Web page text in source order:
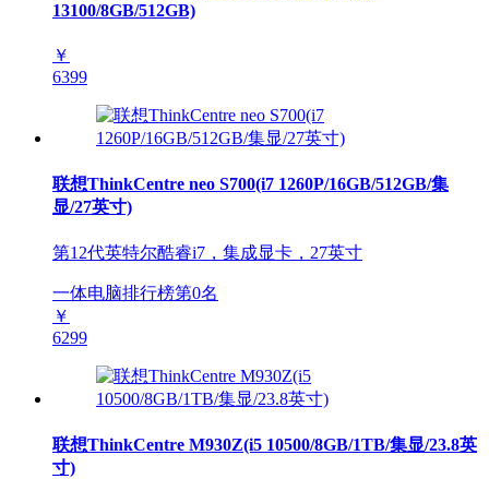
13100/8GB/512GB)
￥
6399
联想ThinkCentre neo S700(i7 1260P/16GB/512GB/集
显/27英寸)
第12代英特尔酷睿i7，集成显卡，27英寸
一体电脑排行榜第0名
￥
6299
联想ThinkCentre M930Z(i5 10500/8GB/1TB/集显/23.8英
寸)